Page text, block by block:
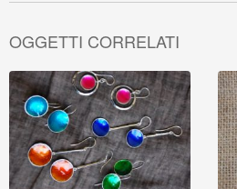
OGGETTI CORRELATI